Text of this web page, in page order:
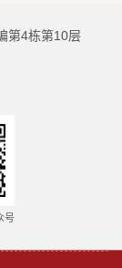
第4栋第10层
号